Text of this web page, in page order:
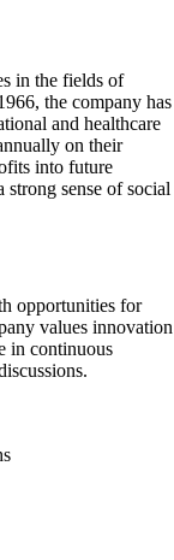
in the fields of
the company has
and healthcare
on their
into future
strong sense of social
opportunities for
values innovation
in continuous